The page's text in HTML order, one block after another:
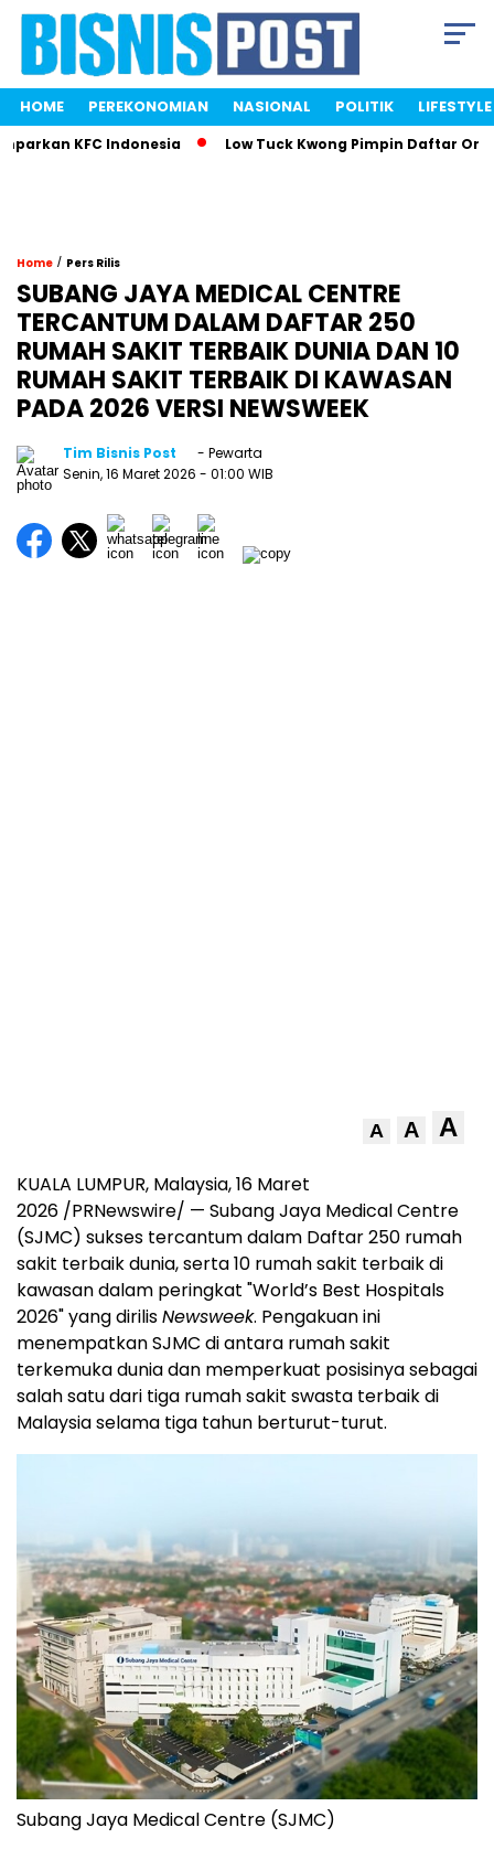
HOME PEREKONOMIAN NASIONAL POLITIK LIFESTYLE
KFC Indonesia Low Tuck Kwong Pimpin Daftar Orang
Home / Pers Rilis
SUBANG JAYA MEDICAL CENTRE
TERCANTUM DALAM DAFTAR 250
RUMAH SAKIT TERBAIK DUNIA DAN 10
RUMAH SAKIT TERBAIK DI KAWASAN
PADA 2026 VERSI NEWSWEEK
Tim Bisnis Post
- Pewarta
Senin, 16 Maret 2026 - 01:00 WIB
A A A
KUALA LUMPUR, Malaysia, 16 Maret
2026 /PRNewswire/ — Subang Jaya Medical Centre
(SJMC) sukses tercantum dalam Daftar 250 rumah
sakit terbaik dunia, serta 10 rumah sakit terbaik di
kawasan dalam peringkat "World’s Best Hospitals
2026" yang dirilisNewsweek. Pengakuan ini
menempatkan SJMC di antara rumah sakit
terkemuka dunia dan memperkuat posisinya sebagai
salah satu dari tiga rumah sakit swasta terbaik di
Malaysia selama tiga tahun berturut-turut.
Subang Jaya Medical Centre (SJMC)